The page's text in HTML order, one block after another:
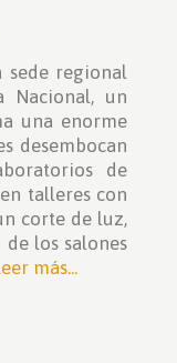
sede regional
Nacional, un
una enorme
desembocan
de
talleres con
corte de luz,
los salones
más...